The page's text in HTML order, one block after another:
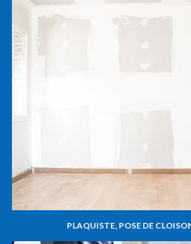
PLAQUISTE, POSE DE